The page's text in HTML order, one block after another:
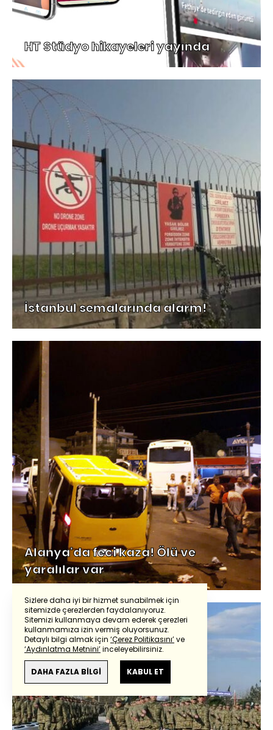
HT Stüdyo hikayeleri yayında
İstanbul semalarında alarm!
Alanya'da feci kaza! Ölü ve
yaralılar var
Sizlere daha iyi bir hizmet sunabilmek için
sitemizde çerezlerden faydalanıyoruz.
Sitemizi kullanmaya devam ederek çerezleri
kullanmamıza izin vermiş oluyorsunuz.
Detaylı bilgi almak için ‘Çerez Politikasını’ve
‘Aydınlatma Metnini’inceleyebilirsiniz.
DAHA FAZLA BİLGİ KABUL ET